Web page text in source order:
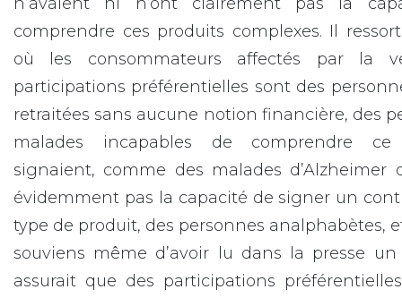
comprendre ces produits complexes. Il
où les consommateurs affectés par la
participations préférentielles sont des
retraitées sans aucune notion financière, des
malades incapables de comprendre ce
signaient, comme des malades d’Alzheimer
évidemment pas la capacité de signer un
type de produit, des personnes analphabètes,
souviens même d’avoir lu dans la presse
assurait que des participations